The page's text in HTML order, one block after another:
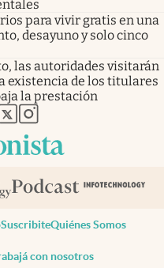
para vivir gratis en una
desayuno y solo cinco
las autoridades visitarán
existencia de los titulares
la prestación
pestaña
nueva pestaña
en nueva pestaña
abre en nueva pestaña
abre en nueva pestaña
SuscribiteQuiénes Somos
con nosotros